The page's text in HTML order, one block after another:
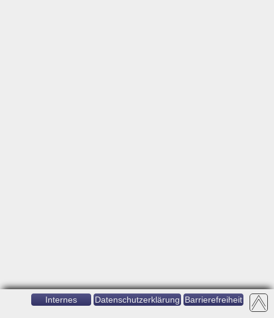
Internes Datenschutzerklärung Barrierefreiheit